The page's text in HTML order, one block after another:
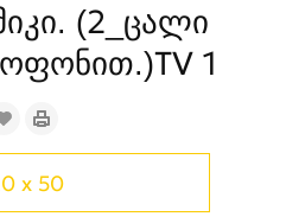
(2_ცალი
1
x 50